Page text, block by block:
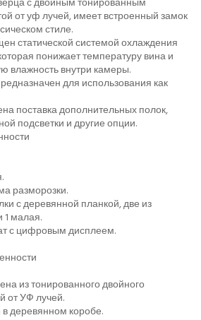
от уф лучей, имеет встроенный замок
стиле.
статической системой охлаждения
понижает температуру вина и
влажность внутри камеры.
для использования как
поставка дополнительных полок,
подсветки и другие опции.
разморозки.
с деревянной планкой, две из
1 малая.
с цифровым дисплеем.
из тонированного двойного
от УФ лучей.
деревянном коробе.